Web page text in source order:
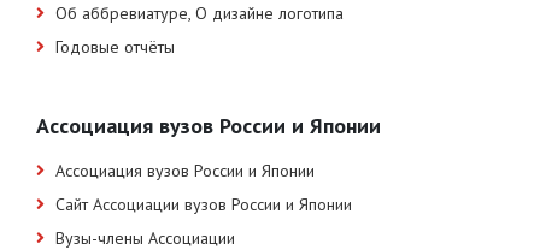
Об аббревиатуре, О дизайне логотипа
Годовые отчёты
Ассоциация вузов России и Японии
Ассоциация вузов России и Японии
Сайт Ассоциации вузов России и Японии
Вузы-члены Ассоциации